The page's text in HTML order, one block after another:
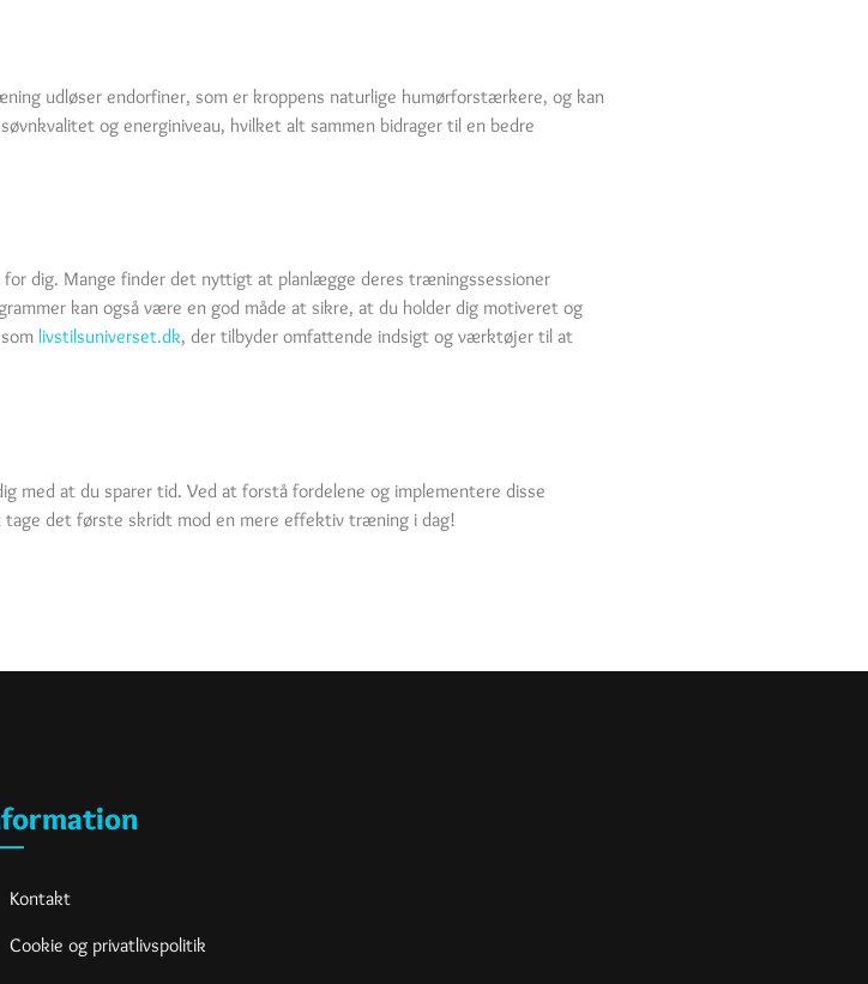
udløser endorfiner, som er kroppens naturlige humørforstærkere, og kan
og energiniveau, hvilket alt sammen bidrager til en bedre
dig. Mange finder det nyttigt at planlægge deres træningssessioner
kan også være en god måde at sikre, at du holder dig motiveret og
livstilsuniverset.dk, der tilbyder omfattende indsigt og værktøjer til at
med at du sparer tid. Ved at forstå fordelene og implementere disse
tage det første skridt mod en mere effektiv træning i dag!
Kontakt
Cookie og privatlivspolitik